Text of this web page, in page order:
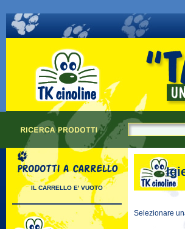
IL CARRELLO E' VUOTO
Selezionare